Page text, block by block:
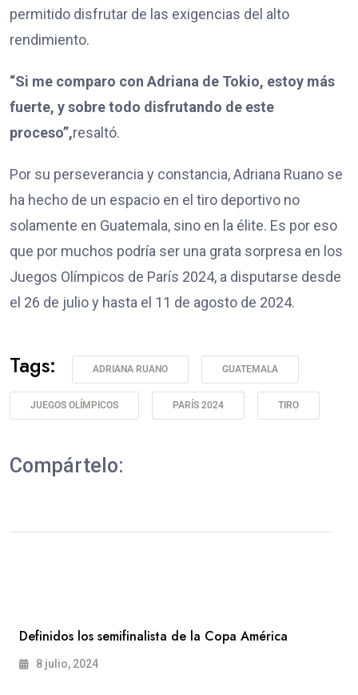
permitido disfrutar de las exigencias del alto
rendimiento.
“Si me comparo con Adriana de Tokio, estoy más
fuerte, y sobre todo disfrutando de este
proceso”,resaltó.
Por su perseverancia y constancia, Adriana Ruano se
ha hecho de un espacio en el tiro deportivo no
solamente en Guatemala, sino en la élite. Es por eso
que por muchos podría ser una grata sorpresa en los
Juegos Olímpicos de París 2024, a disputarse desde
el 26 de julio y hasta el 11 de agosto de 2024.
Tags: ADRIANA RUANO GUATEMALA
JUEGOS OLÍMPICOS PARÍS 2024 TIRO
Compártelo:
Definidos los semifinalista de la Copa América
8 julio, 2024